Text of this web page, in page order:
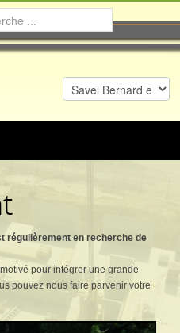
régulièrement en recherche de
pour intégrer une grande
pouvez nous faire parvenir votre